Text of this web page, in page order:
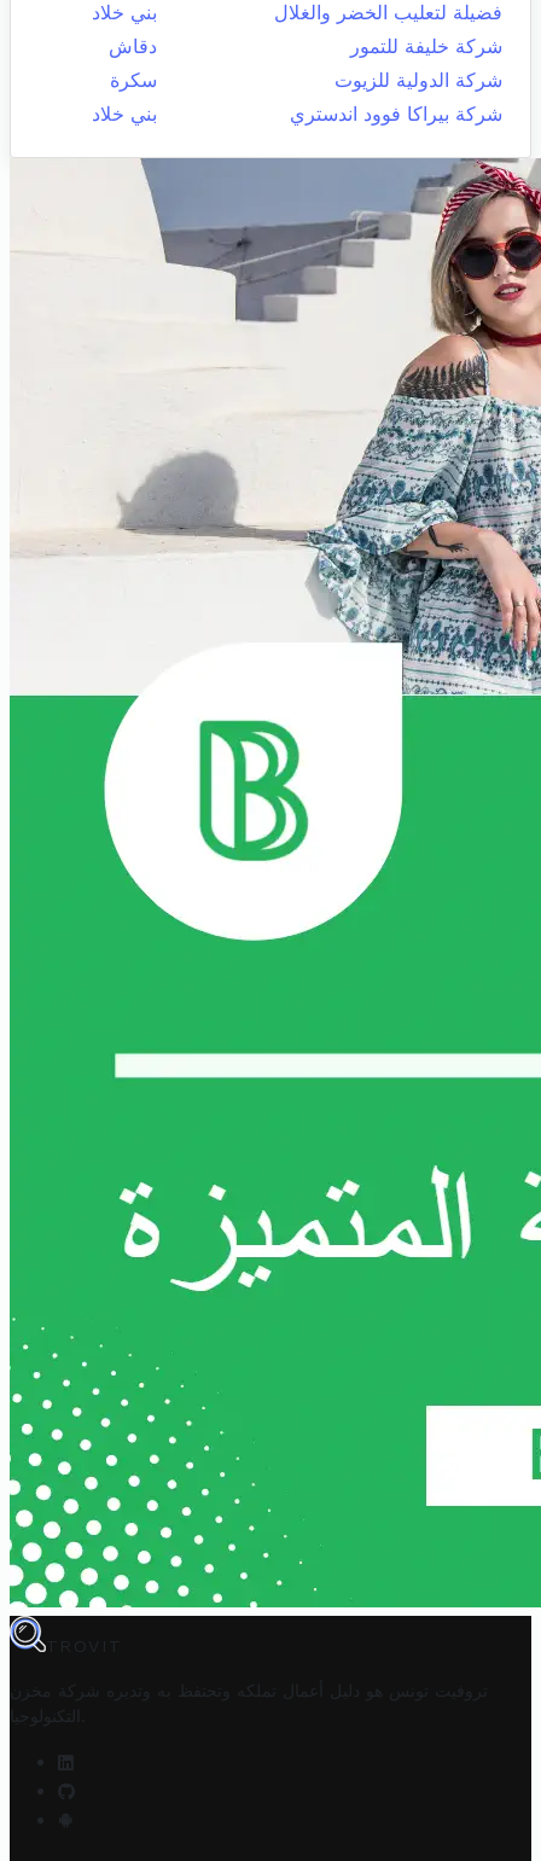
فضيلة لتعليب الخضر والغلال
بني خلاد
شركة خليفة للتمور
دقاش
شركة الدولية للزيوت
سكرة
شركة بيراكا فوود اندستري
بني خلاد
TROVIT
تروفيت تونس هو دليل أعمال تملكه وتحتفظ به وتديره
شركة مخزن
التكنولوجيا